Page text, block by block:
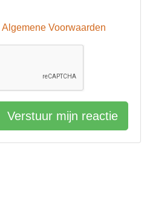
Algemene Voorwaarden
Verstuur mijn reactie